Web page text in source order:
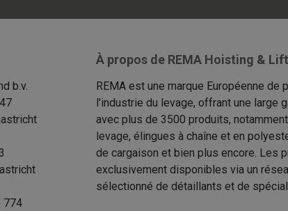
b.v.
774
À propos de REMA Hoisting &
REMA est une marque Européenne de
l'industrie du levage, offrant une large
avec plus de 3500 produits,
levage, élingues à chaîne et en
de cargaison et bien plus encore. Les
exclusivement disponibles via un
sélectionné de détaillants et de